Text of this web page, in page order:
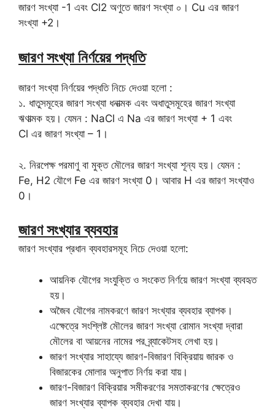
জারণ সংখ্যা -1 এবং Cl2 অণুতে জারণ সংখ্যা ০। Cu এর জারণ
সংখ্যা +2।
জারণ সংখ্যা নির্ণয়ের পদ্ধতি
জারণ সংখ্যা নির্ণয়ের পদ্ধতি নিচে দেওয়া হলো :
১. ধাতুসমূহের জারণ সংখ্যা ধনাত্মক এবং অধাতুসমূহের জারণ সংখ্যা
ঋণাত্মক হয়। যেমন : NaCl এ Na এর জারণ সংখ্যা + 1 এবং
Cl এর জারণ সংখ্যা – 1।
২. নিরপেক্ষ পরমাণু বা মুক্ত মৌলের জারণ সংখ্যা শূন্য হয়। যেমন :
Fe, H2 যৌগে Fe এর জারণ সংখ্যা 0। আবার H এর জারণ সংখ্যাও
0।
জারণ সংখ্যার ব্যবহার
জারণ সংখ্যার প্রধান ব্যবহারসমূহ নিচে দেওয়া হলো:
আয়নিক যৌগের সংযুক্তি ও সংকেত নির্ণয়ে জারণ সংখ্যা ব্যবহৃত
হয়।
অজৈব যৌগের নামকরণে জারণ সংখ্যার ব্যবহার ব্যাপক।
এক্ষেত্রে সংশ্লিষ্ট মৌলের জারণ সংখ্যা রোমান সংখ্যা দ্বারা
মৌলের বা আয়নের নামের পর ব্র্যাকেটসহ লেখা হয়।
জারণ সংখ্যার সাহায্যে জারণ-বিজারণ বিক্রিয়ায় জারক ও
বিজারকের মোলার অনুপাত নির্ণয় করা যায়।
জারণ-বিজারণ বিক্রিয়ার সমীকরণের সমতাকরণের ক্ষেত্রেও
জারণ সংখ্যার ব্যাপক ব্যবহার দেখা যায়।